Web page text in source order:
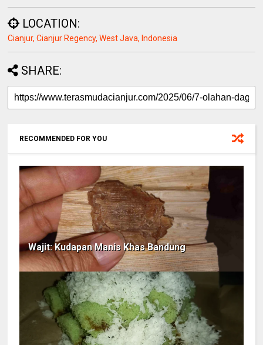
LOCATION:
Cianjur, Cianjur Regency, West Java, Indonesia
SHARE:
RECOMMENDED FOR YOU
Wajit: Kudapan Manis Khas Bandung